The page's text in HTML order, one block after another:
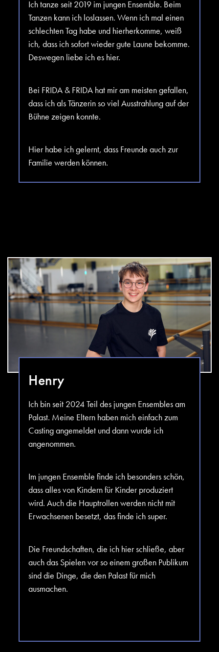
Ich tanze seit 2019 im jungen Ensemble. Beim
Tanzen kann ich loslassen. Wenn ich mal einen
schlechten Tag habe und hierherkomme, weiß
ich, dass ich sofort wieder gute Laune bekomme.
Deswegen liebe ich es hier.
Bei FRIDA & FRIDA hat mir am meisten gefallen,
dass ich als Tänzerin so viel Ausstrahlung auf der
Bühne zeigen konnte.
Hier habe ich gelernt, dass Freunde auch zur
Familie werden können.
Henry
Ich bin seit 2024 Teil des jungen Ensembles am
Palast. Meine Eltern haben mich einfach zum
Casting angemeldet und dann wurde ich
angenommen.
Im jungen Ensemble finde ich besonders schön,
dass alles von Kindern für Kinder produziert
wird. Auch die Hauptrollen werden nicht mit
Erwachsenen besetzt, das finde ich super.
Die Freundschaften, die ich hier schließe, aber
auch das Spielen vor so einem großen Publikum
sind die Dinge, die den Palast für mich
ausmachen.